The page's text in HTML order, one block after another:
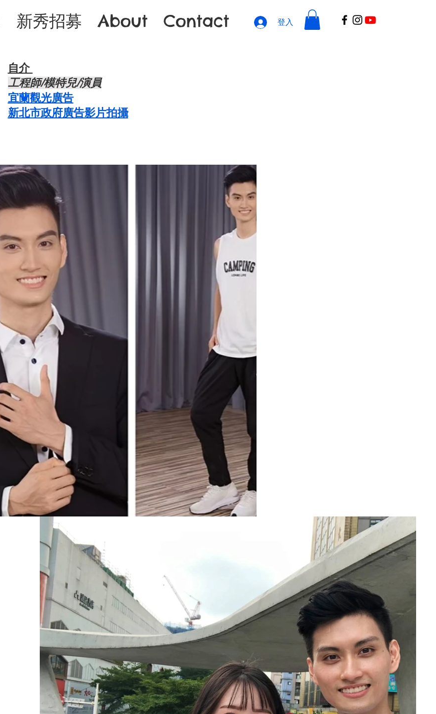
新秀招募 About Contact 登入
自介 ​
​工程師/模特兒/演員
宜蘭觀光廣告
新北市政府廣告影片拍攝